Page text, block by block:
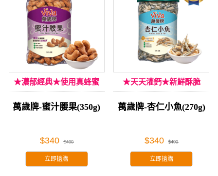
★濃郁經典★使用真蜂蜜
萬歲牌-蜜汁腰果(350g)
$340 $400
立即搶購
★天天灌鈣★新鮮酥脆
萬歲牌-杏仁小魚(270g)
$340 $400
立即搶購